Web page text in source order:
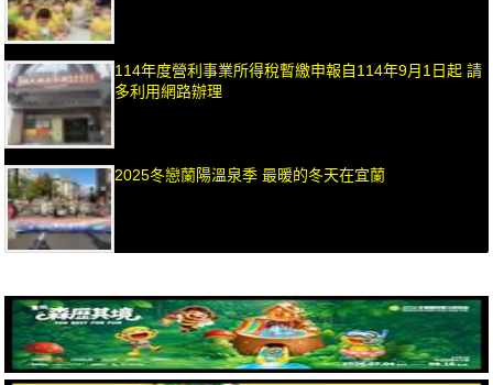
114年度營利事業所得稅暫繳申報自114年9月1日起 請
多利用網路辦理
2025冬戀蘭陽溫泉季 最暖的冬天在宜蘭